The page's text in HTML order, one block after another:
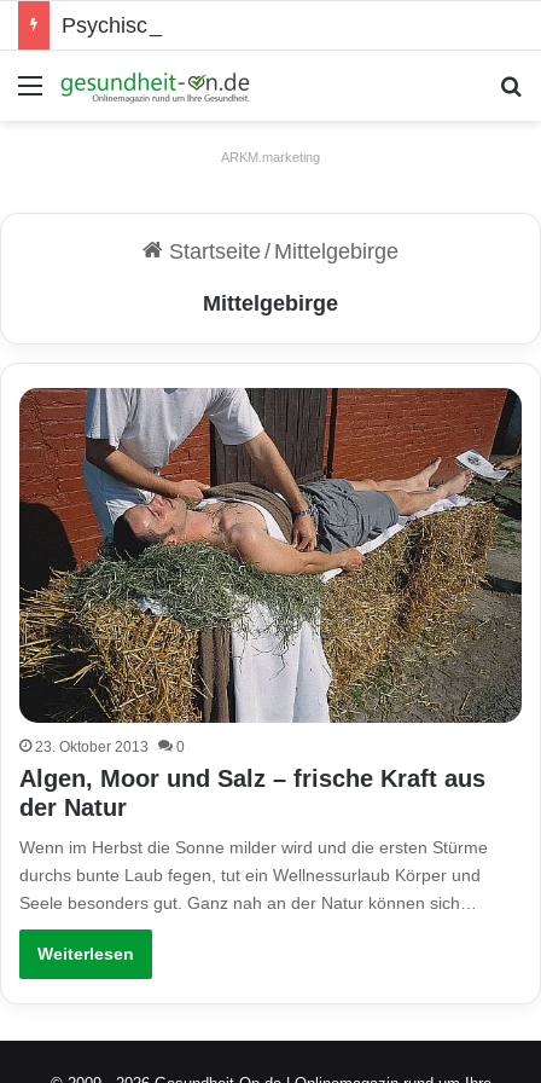
Psychische Gesundheit bei Jugendlichen
Menü
ARKM.marketing
Startseite/ Mittelgebirge
Mittelgebirge
23. Oktober 2013 0
Algen, Moor und Salz – frische Kraft aus
der Natur
Wenn im Herbst die Sonne milder wird und die ersten Stürme
durchs bunte Laub fegen, tut ein Wellnessurlaub Körper und
Seele besonders gut. Ganz nah an der Natur können sich…
Weiterlesen